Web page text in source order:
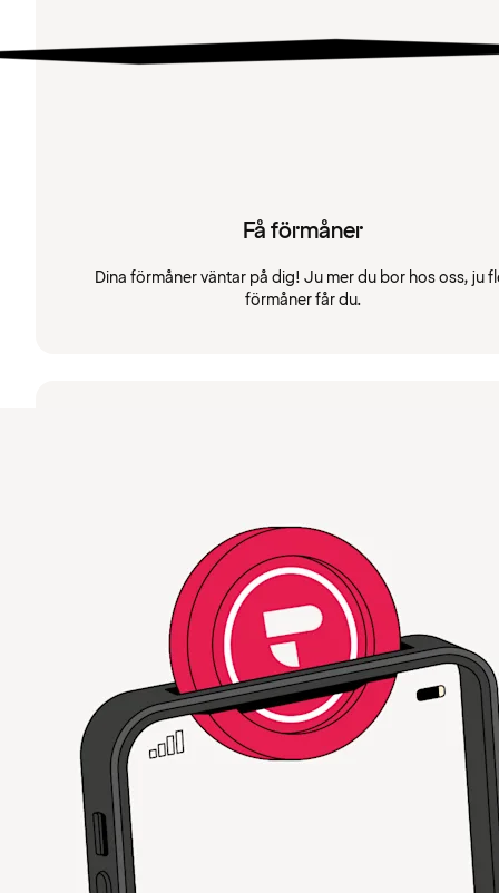
Få förmåner
Dina förmåner väntar på dig! Ju mer du bor hos oss, ju
förmåner får du.